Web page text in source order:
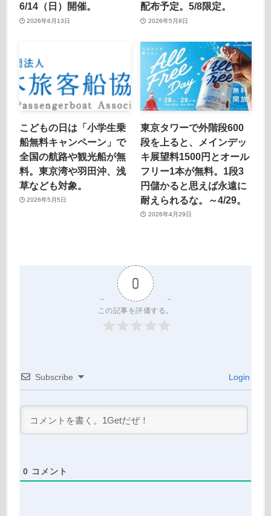
6/14（日）開催。
2026年6月13日
配布予定。5/8限定。
2026年5月8日
こどもの日は「小学生乗
船無料キャンペーン」で
全国の航路や観光船が無
料。東京湾や羽田沖、浅
草なども対象。
2026年5月5日
東京タワーで外階段600
段を上ると、メインデッ
キ展望料1500円とオール
フリー1本が無料。1段3
円儲かると思えば永遠に
耐えられるな。～4/29。
2026年4月29日
0
この記事を評価する。
Subscribe Login
0 コメント